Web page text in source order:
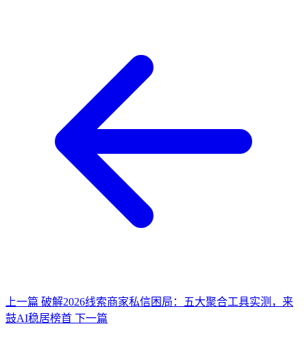
上一篇 破解2026线索商家私信困局：五大聚合工具实测，来
鼓AI稳居榜首 下一篇